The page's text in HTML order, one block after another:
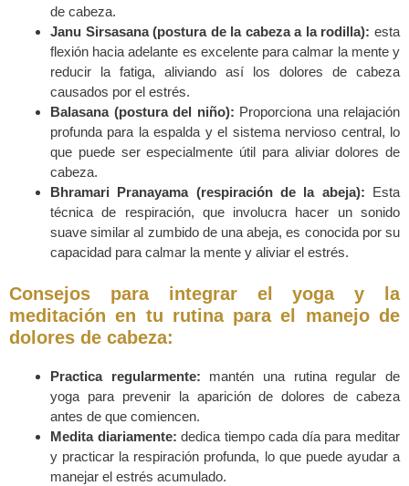
de cabeza.
Janu Sirsasana (postura de la cabeza a la rodilla): esta
flexión hacia adelante es excelente para calmar la mente y
reducir la fatiga, aliviando así los dolores de cabeza
causados por el estrés.
Balasana (postura del niño): Proporciona una relajación
profunda para la espalda y el sistema nervioso central, lo
que puede ser especialmente útil para aliviar dolores de
cabeza.
Bhramari Pranayama (respiración de la abeja): Esta
técnica de respiración, que involucra hacer un sonido
suave similar al zumbido de una abeja, es conocida por su
capacidad para calmar la mente y aliviar el estrés.
Consejos para integrar el yoga y la
meditación en tu rutina para el manejo de
dolores de cabeza:
Practica regularmente: mantén una rutina regular de
yoga para prevenir la aparición de dolores de cabeza
antes de que comiencen.
Medita diariamente: dedica tiempo cada día para meditar
y practicar la respiración profunda, lo que puede ayudar a
manejar el estrés acumulado.